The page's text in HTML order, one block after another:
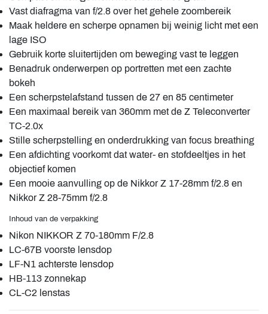
Vast diafragma van f/2.8 over het gehele zoombereik
Maak heldere en scherpe opnamen bij weinig licht met een
lage ISO
Gebruik korte sluitertijden om beweging vast te leggen
Benadruk onderwerpen op portretten met een zachte
bokeh
Een scherpstelafstand tussen de 27 en 85 centimeter
Een maximaal bereik van 360mm met de Z Teleconverter
TC-2.0x
Stille scherpstelling en onderdrukking van focus breathing
Een afdichting voorkomt dat water- en stofdeeltjes in het
objectief komen
Een mooie aanvulling op de Nikkor Z 17-28mm f/2.8 en
Nikkor Z 28-75mm f/2.8
Inhoud van de verpakking
Nikon NIKKOR Z 70-180mm F/2.8
LC-67B voorste lensdop
LF-N1 achterste lensdop
HB-113 zonnekap
CL-C2 lenstas